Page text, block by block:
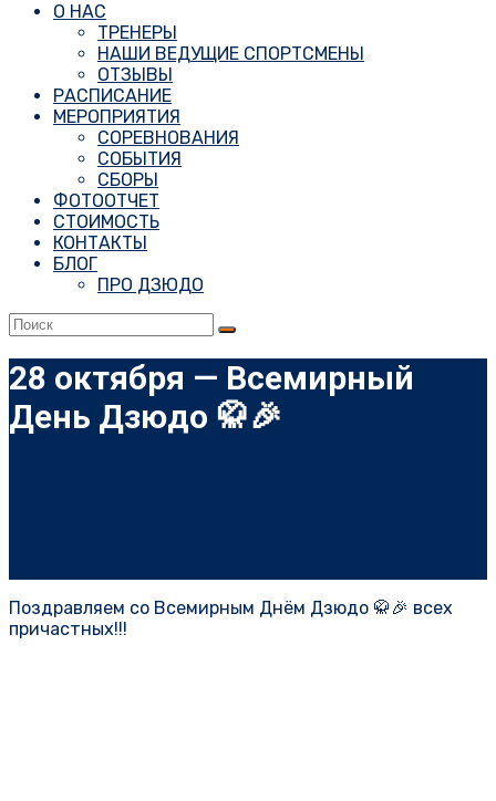
О НАС
ТРЕНЕРЫ
НАШИ ВЕДУЩИЕ СПОРТСМЕНЫ
ОТЗЫВЫ
РАСПИСАНИЕ
МЕРОПРИЯТИЯ
СОРЕВНОВАНИЯ
СОБЫТИЯ
СБОРЫ
ФОТООТЧЕТ
СТОИМОСТЬ
КОНТАКТЫ
БЛОГ
ПРО ДЗЮДО
28 октября — Всемирный
День Дзюдо 🥋🎉
Поздравляем со Всемирным Днём Дзюдо 🥋🎉 всех
причастных!!!